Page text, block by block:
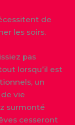
de
les soirs.
pas
lorsqu’il est
un
vie
surmonté
cesseront